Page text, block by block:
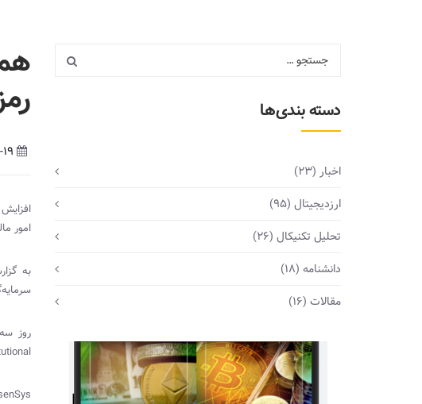
امور
به
روز
دسته بندی‌ها
اخبار (23)
ارزدیجیتال (95)
تحلیل تکنیکال (26)
دانشنامه (18)
مقالات (16)